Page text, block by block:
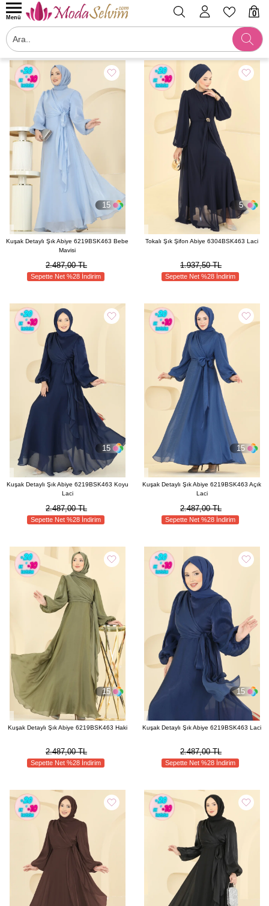
0
Menü
15
Kuşak Detaylı Şık Abiye 6219BSK463 Bebe
Mavisi
2.487,00 TL
Sepette Net %28 İndirim
5
Tokalı Şık Şifon Abiye 6304BSK463 Laci
1.937,50 TL
Sepette Net %28 İndirim
15
Kuşak Detaylı Şık Abiye 6219BSK463 Koyu
Laci
2.487,00 TL
Sepette Net %28 İndirim
15
Kuşak Detaylı Şık Abiye 6219BSK463 Açık
Laci
2.487,00 TL
Sepette Net %28 İndirim
15
Kuşak Detaylı Şık Abiye 6219BSK463 Haki
2.487,00 TL
Sepette Net %28 İndirim
15
Kuşak Detaylı Şık Abiye 6219BSK463 Laci
2.487,00 TL
Sepette Net %28 İndirim